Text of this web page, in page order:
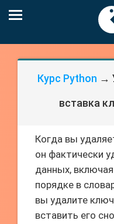
Курс Python →
вставка
Когда вы
он фактически
данных,
порядке в
вы удалите
вставить его